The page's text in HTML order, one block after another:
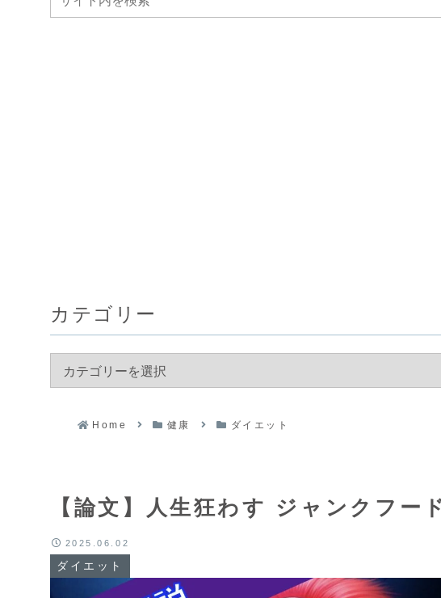
カテゴリー
Home 健康 ダイエット
【論文】人生狂わす ジャンクフー
ダイエット
2025.06.02